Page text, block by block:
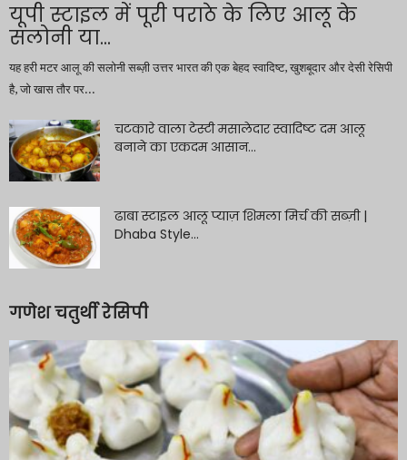
यूपी स्टाइल में पूरी पराठे के लिए आलू के
सलोनी या...
यह हरी मटर आलू की सलोनी सब्ज़ी उत्तर भारत की एक बेहद स्वादिष्ट, खुशबूदार और देसी रेसिपी
है, जो खास तौर पर...
चटकारे वाला टेस्टी मसालेदार स्वादिष्ट दम आलू
बनाने का एकदम आसान...
ढाबा स्टाइल आलू प्याज़ शिमला मिर्च की सब्ज़ी |
Dhaba Style...
गणेश चतुर्थी रेसिपी